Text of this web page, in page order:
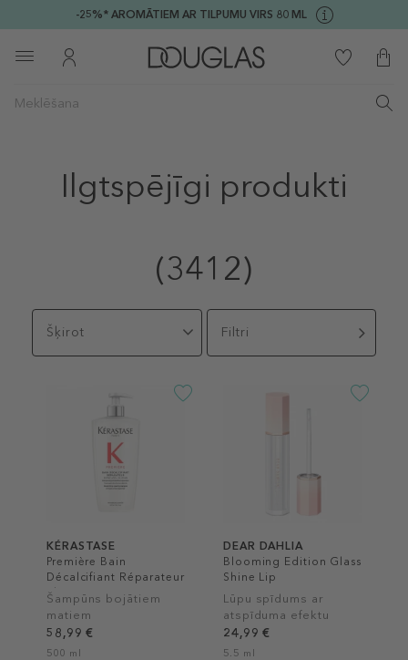
-25%* AROMĀTIEM AR TILPUMU VIRS 80 ML
Ilgtspējīgi produkti
(3412)
Šķirot Filtri
KÉRASTASE
Première Bain
Décalcifiant Réparateur
Shampoo
Šampūns bojātiem
matiem
58,99 €
500 ml
DEAR DAHLIA
Blooming Edition Glass
Shine Lip
Lūpu spīdums ar
atspīduma efektu
24,99 €
5.5 ml